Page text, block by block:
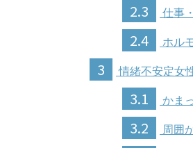
2.3 仕事
2.4 ホル
3 情緒不安定女
3.1 かま
3.2 周囲